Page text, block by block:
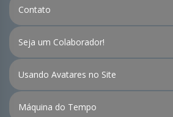
Contato
Seja um Colaborador!
Usando Avatares no Site
Máquina do Tempo